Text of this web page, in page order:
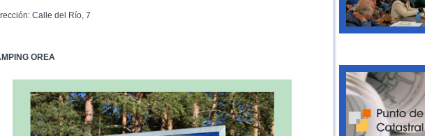
Calle del Río, 7
OREA